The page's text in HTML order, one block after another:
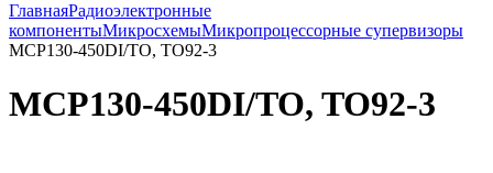
ГлавнаяРадиоэлектронные
компонентыМикросхемыМикропроцессорные супервизоры
MCP130-450DI/TO, TO92-3
MCP130-450DI/TO, TO92-3